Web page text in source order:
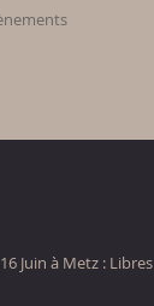
Juin à Metz : Libres